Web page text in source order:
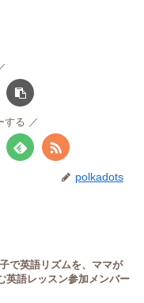
する
polkadots
で英語リズムを、ママが
英語レッスン参加メンバー